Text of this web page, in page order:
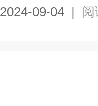
2024-09-04 | 阅